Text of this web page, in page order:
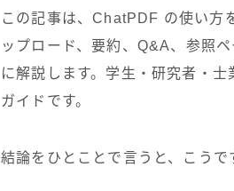
この記事は、ChatPDF の使い方
ップロード、要約、Q&A、参照
に解説します。学生・研究者・
ガイドです。
結論をひとことで言うと、こうで